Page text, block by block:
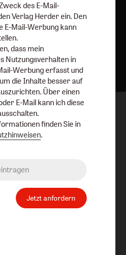
oben
des E-Mail-
Verlag Herder ein. Den
E-Mail-Werbung kann
dass mein
Nutzungsverhalten in
Werbung erfasst und
die Inhalte besser auf
Über einen
E-Mail kann ich diese
finden Sie in
.
Jetzt anfordern